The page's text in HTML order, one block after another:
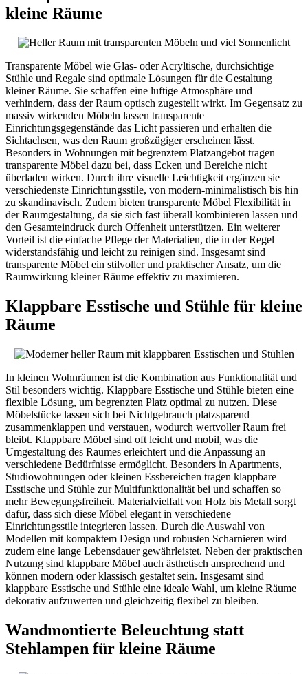
kleine Räume
Transparente Möbel wie Glas- oder Acryltische, durchsichtige
Stühle und Regale sind optimale Lösungen für die Gestaltung
kleiner Räume. Sie schaffen eine luftige Atmosphäre und
verhindern, dass der Raum optisch zugestellt wirkt. Im Gegensatz zu
massiv wirkenden Möbeln lassen transparente
Einrichtungsgegenstände das Licht passieren und erhalten die
Sichtachsen, was den Raum großzügiger erscheinen lässt.
Besonders in Wohnungen mit begrenztem Platzangebot tragen
transparente Möbel dazu bei, dass Ecken und Bereiche nicht
überladen wirken. Durch ihre visuelle Leichtigkeit ergänzen sie
verschiedenste Einrichtungsstile, von modern-minimalistisch bis hin
zu skandinavisch. Zudem bieten transparente Möbel Flexibilität in
der Raumgestaltung, da sie sich fast überall kombinieren lassen und
den Gesamteindruck durch Offenheit unterstützen. Ein weiterer
Vorteil ist die einfache Pflege der Materialien, die in der Regel
widerstandsfähig und leicht zu reinigen sind. Insgesamt sind
transparente Möbel ein stilvoller und praktischer Ansatz, um die
Raumwirkung kleiner Räume effektiv zu maximieren.
Klappbare Esstische und Stühle für kleine
Räume
In kleinen Wohnräumen ist die Kombination aus Funktionalität und
Stil besonders wichtig. Klappbare Esstische und Stühle bieten eine
flexible Lösung, um begrenzten Platz optimal zu nutzen. Diese
Möbelstücke lassen sich bei Nichtgebrauch platzsparend
zusammenklappen und verstauen, wodurch wertvoller Raum frei
bleibt. Klappbare Möbel sind oft leicht und mobil, was die
Umgestaltung des Raumes erleichtert und die Anpassung an
verschiedene Bedürfnisse ermöglicht. Besonders in Apartments,
Studiowohnungen oder kleinen Essbereichen tragen klappbare
Esstische und Stühle zur Multifunktionalität bei und schaffen so
mehr Bewegungsfreiheit. Materialvielfalt von Holz bis Metall sorgt
dafür, dass sich diese Möbel elegant in verschiedene
Einrichtungsstile integrieren lassen. Durch die Auswahl von
Modellen mit kompaktem Design und robusten Scharnieren wird
zudem eine lange Lebensdauer gewährleistet. Neben der praktischen
Nutzung sind klappbare Möbel auch ästhetisch ansprechend und
können modern oder klassisch gestaltet sein. Insgesamt sind
klappbare Esstische und Stühle eine ideale Wahl, um kleine Räume
dekorativ aufzuwerten und gleichzeitig flexibel zu bleiben.
Wandmontierte Beleuchtung statt
Stehlampen für kleine Räume